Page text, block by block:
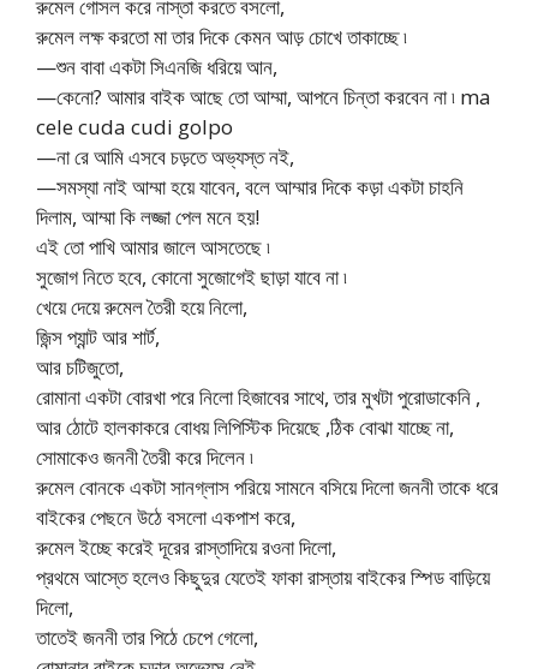
রুমেল গোসল করে নাস্তা করতে বসলো,
রুমেল লক্ষ করতো মা তার দিকে কেমন আড় চোখে তাকাচ্ছে ৷
—শুন বাবা একটা সিএনজি ধরিয়ে আন,
—কেনো? আমার বাইক আছে তো আম্মা, আপনে চিন্তা করবেন না ৷ ma
cele cuda cudi golpo
—না রে আমি এসবে চড়তে অভ্যস্ত নই,
—সমস্যা নাই আম্মা হয়ে যাবেন, বলে আম্মার দিকে কড়া একটা চাহনি
দিলাম, আম্মা কি লজ্জা পেল মনে হয়!
এই তো পাখি আমার জালে আসতেছে ৷
সুজোগ নিতে হবে, কোনো সুজোগেই ছাড়া যাবে না ৷
খেয়ে দেয়ে রুমেল তৈরী হয়ে নিলো,
জিন্স প্যান্ট আর শার্ট,
আর চটিজুতো,
রোমানা একটা বোরখা পরে নিলো হিজাবের সাথে, তার মুখটা পুরোডাকেনি ,
আর ঠোটে হালকাকরে বোধয় লিপিস্টিক দিয়েছে ,ঠিক বোঝা যাচ্ছে না,
সোমাকেও জননী তৈরী করে দিলেন ৷
রুমেল বোনকে একটা সানগ্লাস পরিয়ে সামনে বসিয়ে দিলো জননী তাকে ধরে
বাইকের পেছনে উঠে বসলো একপাশ করে,
রুমেল ইচ্ছে করেই দূরের রাস্তাদিয়ে রওনা দিলো,
প্রথমে আস্তে হলেও কিছুদুর যেতেই ফাকা রাস্তায় বাইকের স্পিড বাড়িয়ে
দিলো,
তাতেই জননী তার পিঠে চেপে গেলো,